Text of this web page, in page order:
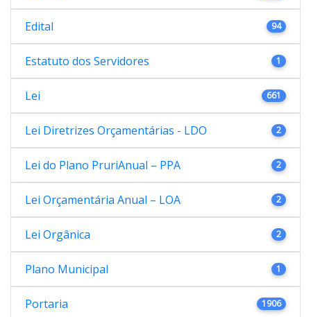
Edital 94
Estatuto dos Servidores 1
Lei 661
Lei Diretrizes Orçamentárias - LDO 2
Lei do Plano PruriAnual – PPA 2
Lei Orçamentária Anual – LOA 2
Lei Orgânica 2
Plano Municipal 1
Portaria 1906